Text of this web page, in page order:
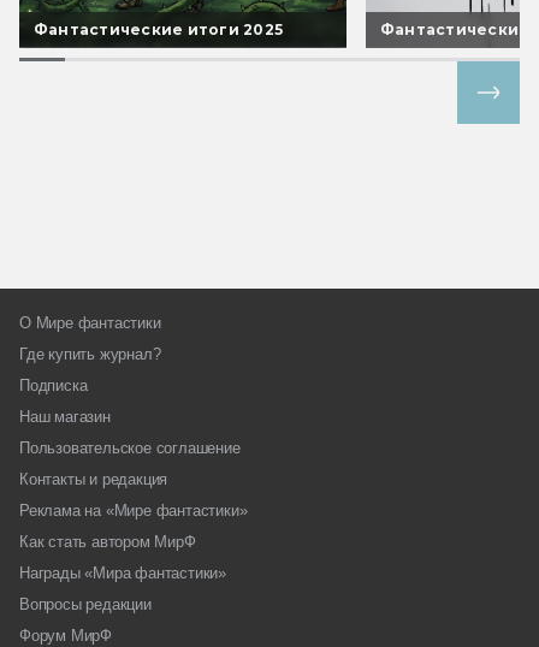
Фантастические итоги 2025 Фантастические
О Мире фантастики
Где купить журнал?
Подписка
Наш магазин
Пользовательское соглашение
Контакты и редакция
Реклама на «Мире фантастики»
Как стать автором МирФ
Награды «Мира фантастики»
Вопросы редакции
Форум МирФ